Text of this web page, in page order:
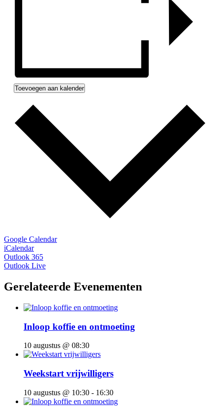
Toevoegen aan kalender
Google Calendar
iCalendar
Outlook 365
Outlook Live
Gerelateerde Evenementen
Inloop koffie en ontmoeting
10 augustus @ 08:30
Weekstart vrijwilligers
10 augustus @ 10:30 - 16:30